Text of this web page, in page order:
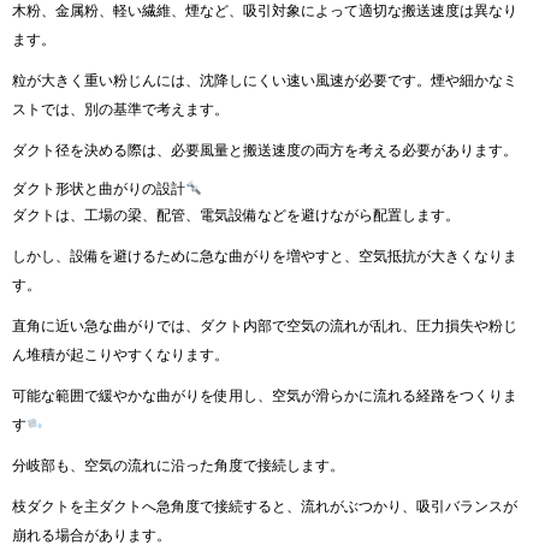
木粉、金属粉、軽い繊維、煙など、吸引対象によって適切な搬送速度は異なり
ます。
粒が大きく重い粉じんには、沈降しにくい速い風速が必要です。煙や細かなミ
ストでは、別の基準で考えます。
ダクト径を決める際は、必要風量と搬送速度の両方を考える必要があります。
ダクト形状と曲がりの設計
ダクトは、工場の梁、配管、電気設備などを避けながら配置します。
しかし、設備を避けるために急な曲がりを増やすと、空気抵抗が大きくなりま
す。
直角に近い急な曲がりでは、ダクト内部で空気の流れが乱れ、圧力損失や粉じ
ん堆積が起こりやすくなります。
可能な範囲で緩やかな曲がりを使用し、空気が滑らかに流れる経路をつくりま
す
分岐部も、空気の流れに沿った角度で接続します。
枝ダクトを主ダクトへ急角度で接続すると、流れがぶつかり、吸引バランスが
崩れる場合があります。